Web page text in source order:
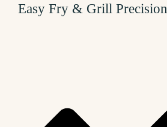
Easy Fry & Grill Precision